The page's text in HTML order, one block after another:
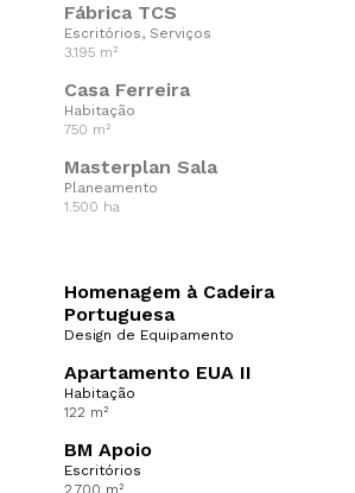
Fábrica TCS
Escritórios, Serviços
3.195 m²
Casa Ferreira
Habitação
750 m²
Masterplan Sala
Planeamento
1.500 ha
BM Apoio
Escritórios
2.700 m²
Apartamento EUA II
Habitação
122 m²
Homenagem à Cadeira
Portuguesa
Design de Equipamento